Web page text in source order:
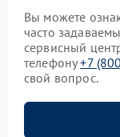
Вы можете
часто
сервисный
телефону+7
свой вопрос.